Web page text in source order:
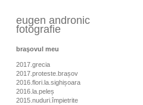
eugen andronic
fotografie
braşovul meu
2017.grecia
2017.proteste.brașov
2016.flori.la.sighișoara
2016.la.peleș
2015.nuduri.împietrite